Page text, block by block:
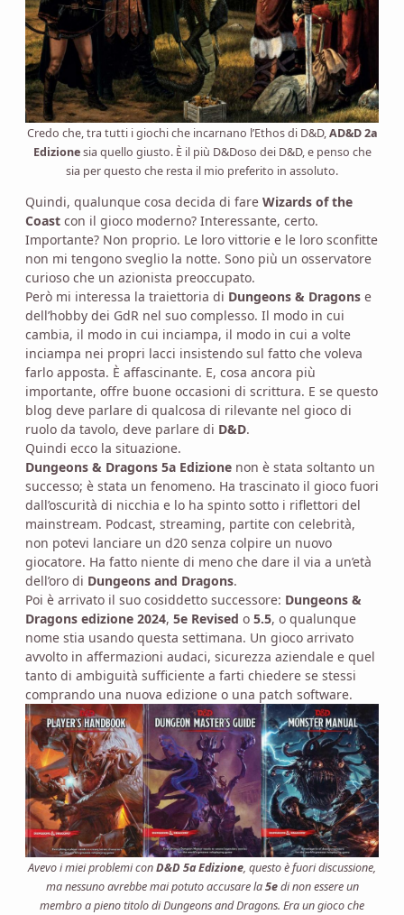
Credo che, tra tutti i giochi che incarnano l’Ethos di D&D,AD&D 2a
Edizionesia quello giusto. È il più D&Doso dei D&D, e penso che
sia per questo che resta il mio preferito in assoluto.
Quindi, qualunque cosa decida di fare Wizards of the
Coast con il gioco moderno? Interessante, certo.
Importante? Non proprio. Le loro vittorie e le loro sconfitte
non mi tengono sveglio la notte. Sono più un osservatore
curioso che un azionista preoccupato.
Però mi interessa la traiettoria di Dungeons & Dragons e
dell’hobby dei GdR nel suo complesso. Il modo in cui
cambia, il modo in cui inciampa, il modo in cui a volte
inciampa nei propri lacci insistendo sul fatto che voleva
farlo apposta. È affascinante. E, cosa ancora più
importante, offre buone occasioni di scrittura. E se questo
blog deve parlare di qualcosa di rilevante nel gioco di
ruolo da tavolo, deve parlare di D&D.
Quindi ecco la situazione.
Dungeons & Dragons 5a Edizione non è stata soltanto un
successo; è stata un fenomeno. Ha trascinato il gioco fuori
dall’oscurità di nicchia e lo ha spinto sotto i riflettori del
mainstream. Podcast, streaming, partite con celebrità,
non potevi lanciare un d20 senza colpire un nuovo
giocatore. Ha fatto niente di meno che dare il via a un’età
dell’oro di Dungeons and Dragons.
Poi è arrivato il suo cosiddetto successore: Dungeons &
Dragons edizione 2024, 5e Revised o 5.5, o qualunque
nome stia usando questa settimana. Un gioco arrivato
avvolto in affermazioni audaci, sicurezza aziendale e quel
tanto di ambiguità sufficiente a farti chiedere se stessi
comprando una nuova edizione o una patch software.
Avevo i miei problemi conD&D 5a Edizione, questo è fuori discussione,
ma nessuno avrebbe mai potuto accusare la5edi non essere un
membro a pieno titolo di Dungeons and Dragons. Era un gioco che